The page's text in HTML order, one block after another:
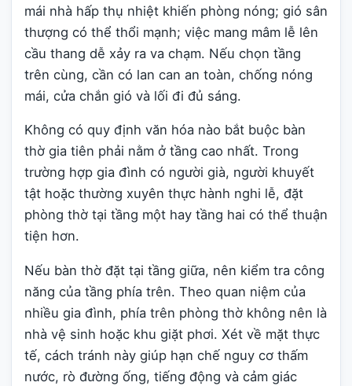
mái nhà hấp thụ nhiệt khiến phòng nóng; gió sân
thượng có thể thổi mạnh; việc mang mâm lễ lên
cầu thang dễ xảy ra va chạm. Nếu chọn tầng
trên cùng, cần có lan can an toàn, chống nóng
mái, cửa chắn gió và lối đi đủ sáng.
Không có quy định văn hóa nào bắt buộc bàn
thờ gia tiên phải nằm ở tầng cao nhất. Trong
trường hợp gia đình có người già, người khuyết
tật hoặc thường xuyên thực hành nghi lễ, đặt
phòng thờ tại tầng một hay tầng hai có thể thuận
tiện hơn.
Nếu bàn thờ đặt tại tầng giữa, nên kiểm tra công
năng của tầng phía trên. Theo quan niệm của
nhiều gia đình, phía trên phòng thờ không nên là
nhà vệ sinh hoặc khu giặt phơi. Xét về mặt thực
tế, cách tránh này giúp hạn chế nguy cơ thấm
nước, rò đường ống, tiếng động và cảm giác